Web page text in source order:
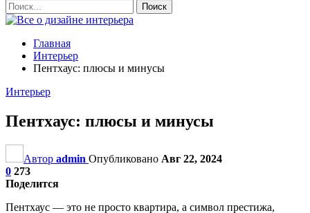
Главная
Интерьер
Пентхаус: плюсы и минусы
Интерьер
Пентхаус: плюсы и минусы
Автор admin Опубликовано Авг 22, 2024
0 273
Поделится
Пентхаус — это не просто квартира, а символ престижа,